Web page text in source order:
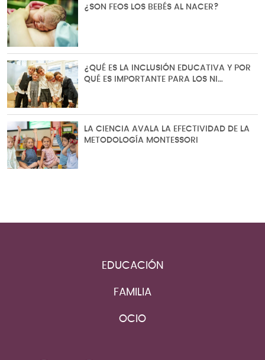
¿SON FEOS LOS BEBÉS AL NACER?
¿QUÉ ES LA INCLUSIÓN EDUCATIVA Y POR
QUÉ ES IMPORTANTE PARA LOS NI…
LA CIENCIA AVALA LA EFECTIVIDAD DE LA
METODOLOGÍA MONTESSORI
EDUCACIÓN
FAMILIA
OCIO